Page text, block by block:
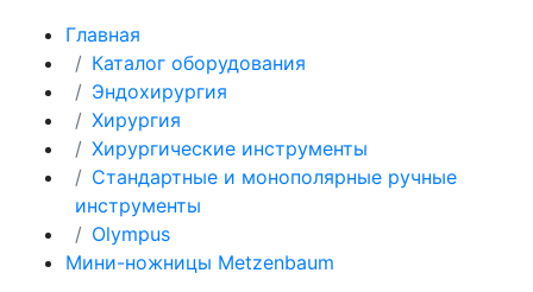
Главная
Каталог оборудования
Эндохирургия
Хирургия
Хирургические инструменты
Стандартные и монополярные ручные
инструменты
Olympus
Мини-ножницы Metzenbaum